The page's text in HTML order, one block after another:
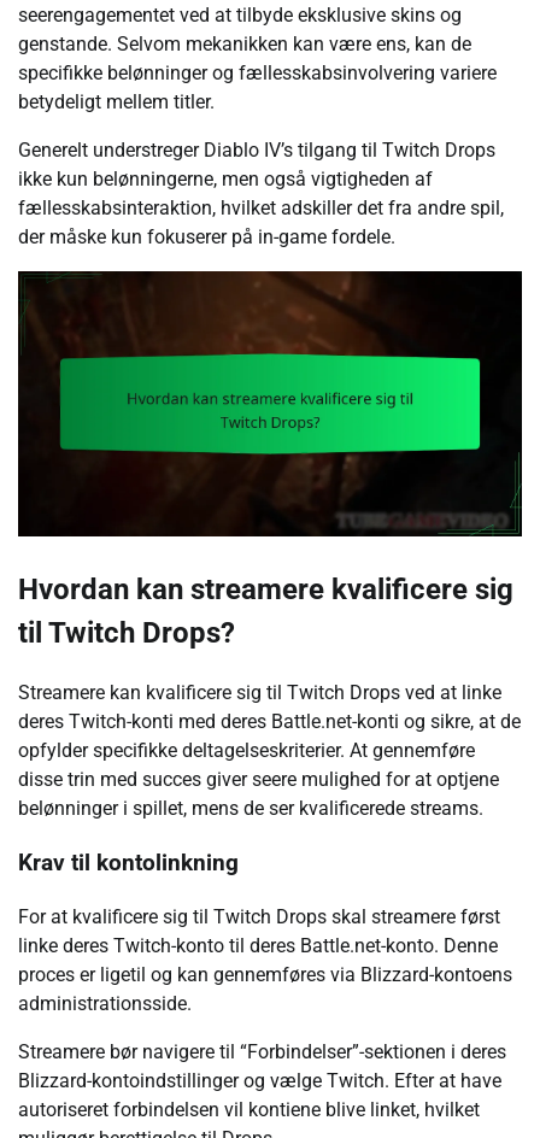
seerengagementet ved at tilbyde eksklusive skins og
genstande. Selvom mekanikken kan være ens, kan de
specifikke belønninger og fællesskabsinvolvering variere
betydeligt mellem titler.
Generelt understreger Diablo IV’s tilgang til Twitch Drops
ikke kun belønningerne, men også vigtigheden af
fællesskabsinteraktion, hvilket adskiller det fra andre spil,
der måske kun fokuserer på in-game fordele.
Hvordan kan streamere kvalificere sig
til Twitch Drops?
Streamere kan kvalificere sig til Twitch Drops ved at linke
deres Twitch-konti med deres Battle.net-konti og sikre, at de
opfylder specifikke deltagelseskriterier. At gennemføre
disse trin med succes giver seere mulighed for at optjene
belønninger i spillet, mens de ser kvalificerede streams.
Krav til kontolinkning
For at kvalificere sig til Twitch Drops skal streamere først
linke deres Twitch-konto til deres Battle.net-konto. Denne
proces er ligetil og kan gennemføres via Blizzard-kontoens
administrationsside.
Streamere bør navigere til “Forbindelser”-sektionen i deres
Blizzard-kontoindstillinger og vælge Twitch. Efter at have
autoriseret forbindelsen vil kontiene blive linket, hvilket